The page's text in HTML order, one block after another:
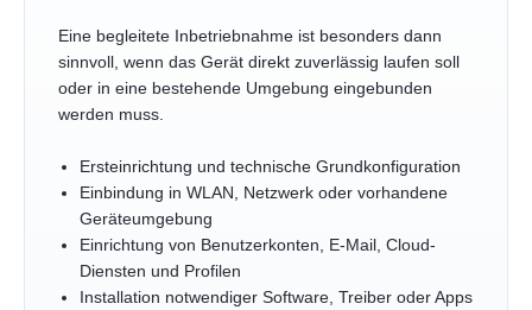
Eine begleitete Inbetriebnahme ist besonders dann
sinnvoll, wenn das Gerät direkt zuverlässig laufen soll
oder in eine bestehende Umgebung eingebunden
werden muss.
Ersteinrichtung und technische Grundkonfiguration
Einbindung in WLAN, Netzwerk oder vorhandene
Geräteumgebung
Einrichtung von Benutzerkonten, E-Mail, Cloud-
Diensten und Profilen
Installation notwendiger Software, Treiber oder Apps